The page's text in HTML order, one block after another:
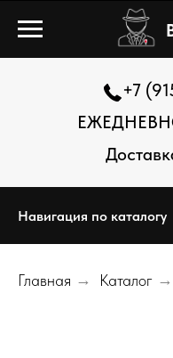
+7
Навигация по каталогу
Главная → Каталог →